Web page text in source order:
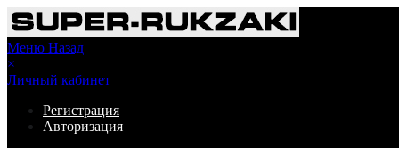
Меню Назад
×
Личный кабинет
Регистрация
Авторизация